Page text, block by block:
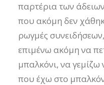
παρτέρια των
που ακόμη δεν
ρωγμές
επιμένω ακόμη να
μπαλκόνι, να γεμίζω
που έχω στο